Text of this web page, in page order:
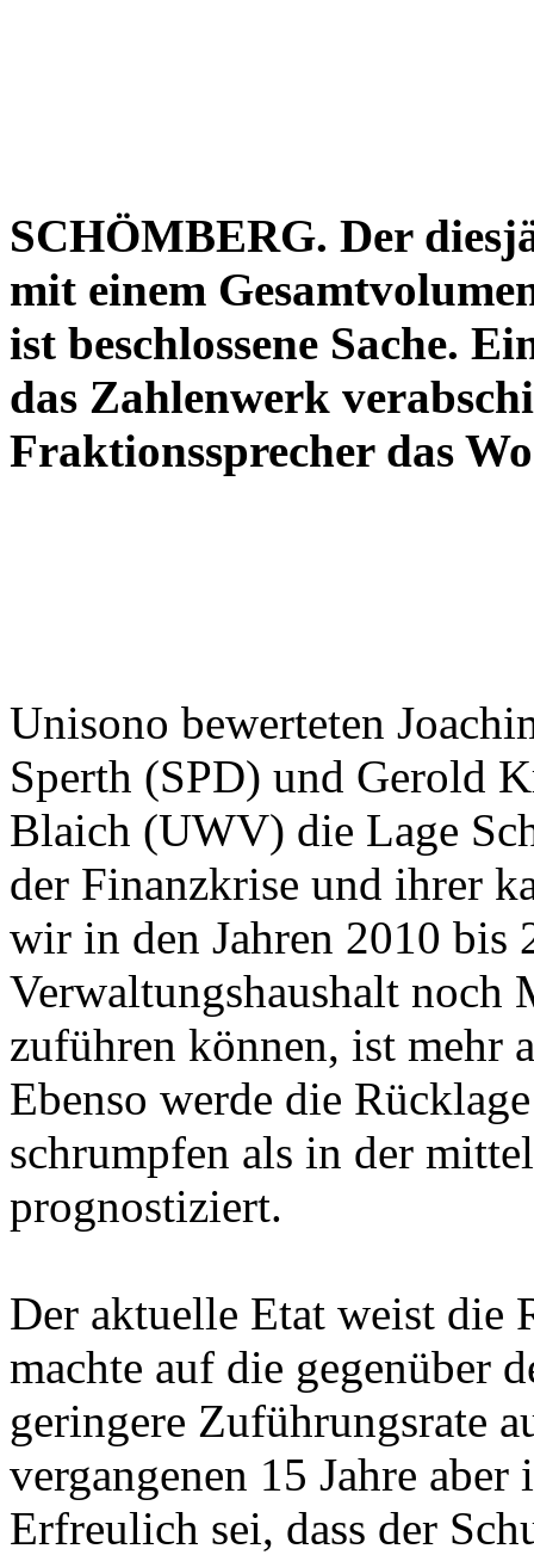
SCHÖMBERG. Der
mit einem
ist beschlossene Sache.
das Zahlenwerk
Fraktionssprecher das
Unisono bewerteten
Sperth (SPD) und Gerold
Blaich (UWV) die Lage
der Finanzkrise und ihrer
wir in den Jahren 2010 bis
Verwaltungshaushalt noch
zuführen können, ist mehr
Ebenso werde die
schrumpfen als in der
prognostiziert.
Der aktuelle Etat weist die
machte auf die gegenüber
geringere Zuführungsrate
vergangenen 15 Jahre
Erfreulich sei, dass der